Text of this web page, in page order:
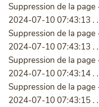
Suppression de la
2024-07-10 07:43:13 . .
Suppression de la
2024-07-10 07:43:13 . .
Suppression de la
2024-07-10 07:43:14 . .
Suppression de la
2024-07-10 07:43:15 . .